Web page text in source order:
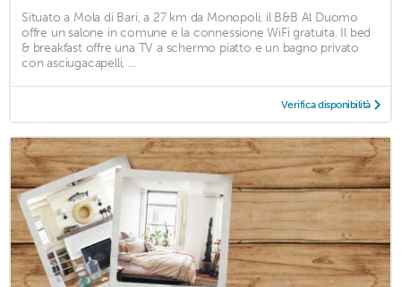
Situato a Mola di Bari, a 27 km da Monopoli, il B&B Al Duomo
offre un salone in comune e la connessione WiFi gratuita. Il bed
& breakfast offre una TV a schermo piatto e un bagno privato
con asciugacapelli, ...
Verifica disponibilità